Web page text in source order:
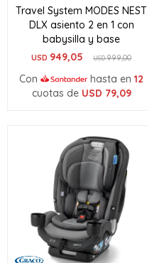
Travel System MODES NEST
DLX asiento 2 en 1 con
babysilla y base
USD 949,05 USD999,00
Con hasta en 12
cuotas de USD 79,09